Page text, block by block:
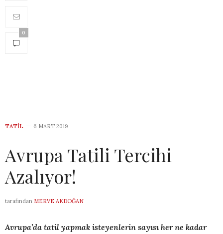
0
TATIL 6 MART 2019
Avrupa Tatili Tercihi
Azalıyor!
tarafından MERVE AKDOĞAN
Avrupa’da tatil yapmak isteyenlerin sayısı her ne kadar